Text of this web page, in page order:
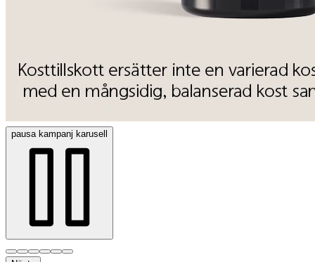
pausakampanj karusell